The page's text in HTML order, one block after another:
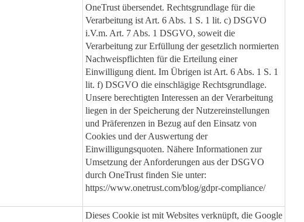
OneTrust übersendet. Rechtsgrundlage für die
Verarbeitung ist Art. 6 Abs. 1 S. 1 lit. c) DSGVO
i.V.m. Art. 7 Abs. 1 DSGVO, soweit die
Verarbeitung zur Erfüllung der gesetzlich normierten
Nachweispflichten für die Erteilung einer
Einwilligung dient. Im Übrigen ist Art. 6 Abs. 1 S. 1
lit. f) DSGVO die einschlägige Rechtsgrundlage.
Unsere berechtigten Interessen an der Verarbeitung
liegen in der Speicherung der Nutzereinstellungen
und Präferenzen in Bezug auf den Einsatz von
Cookies und der Auswertung der
Einwilligungsquoten. Nähere Informationen zur
Umsetzung der Anforderungen aus der DSGVO
durch OneTrust finden Sie unter:
https://www.onetrust.com/blog/gdpr-compliance/
Dieses Cookie ist mit Websites verknüpft, die Google